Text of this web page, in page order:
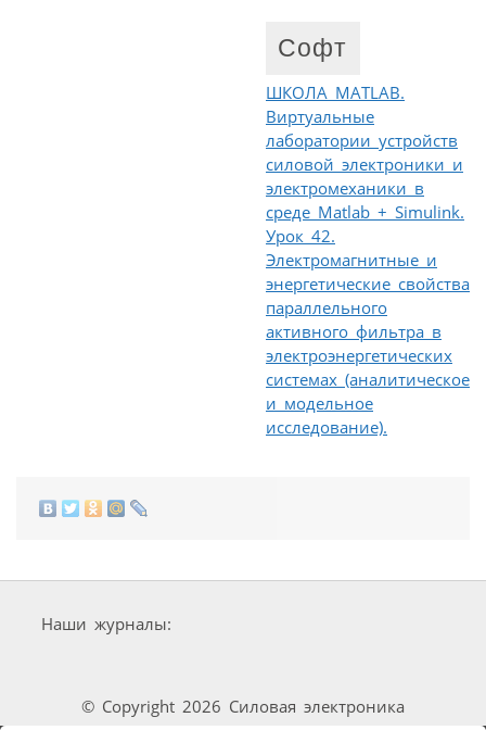
Софт
ШКОЛА MATLAB.
Виртуальные
лаборатории устройств
силовой электроники и
электромеханики в
среде Matlab + Simulink.
Урок 42.
Электромагнитные и
энергетические свойства
параллельного
активного фильтра в
электроэнергетических
системах (аналитическое
и модельное
исследование).
Наши журналы:
© Copyright 2026 Силовая электроника